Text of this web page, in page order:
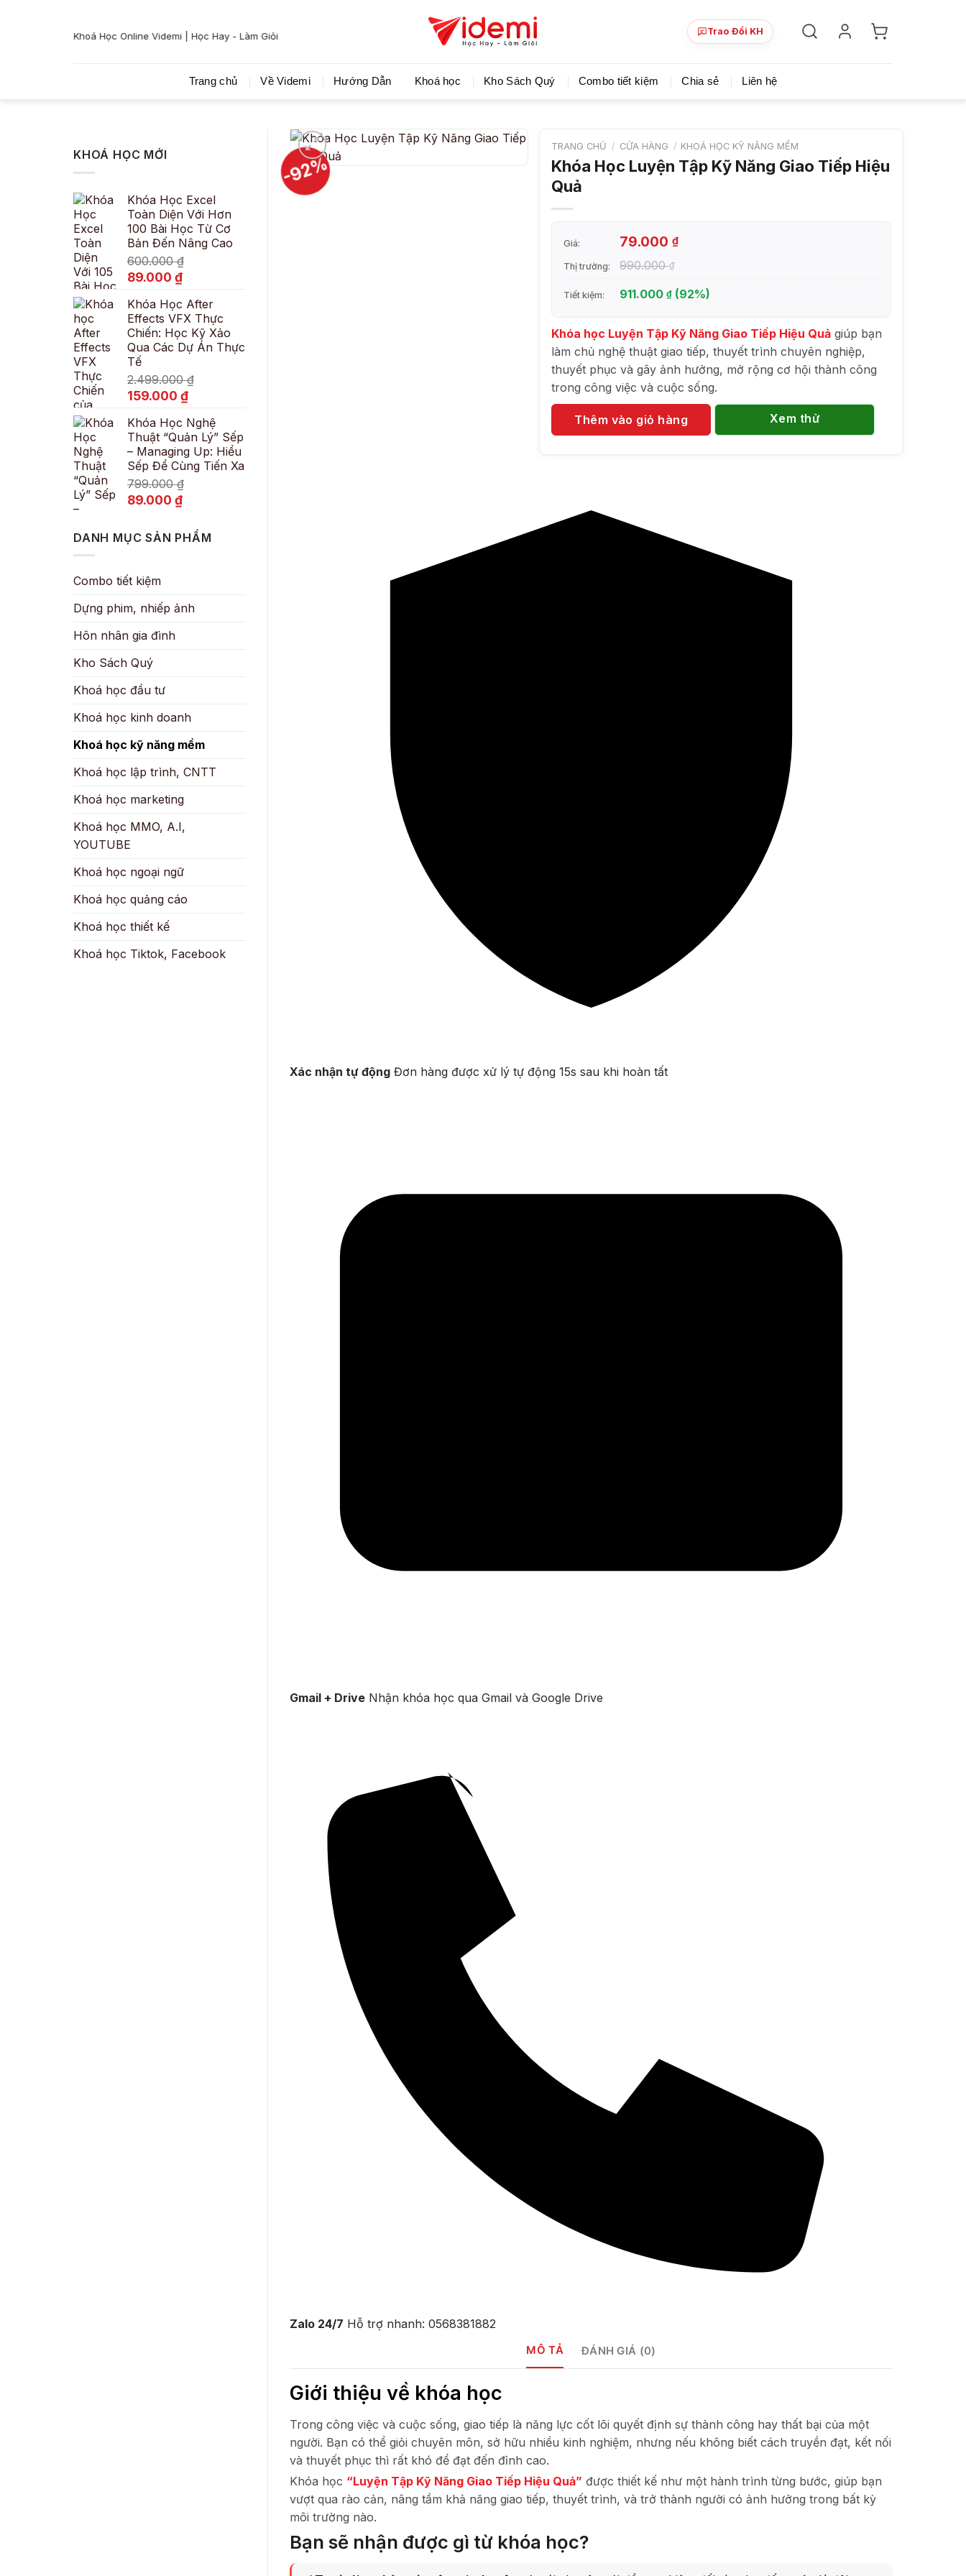
Khoá Học Online Videmi | Học Hay - Làm Giỏi Videmi giúp bạn học tiết kiệm và tiến bộ hơn mỗi ngày! Chia sẻ khoá học giá rẻ cho những ai hạn hẹp
Trao Đổi KH
Trang chủ Về Videmi Hướng Dẫn Khoá học Kho Sách Quý Combo tiết kiệm Chia sẻ Liên hệ
KHOÁ HỌC MỚI
Khóa Học Excel
Toàn Diện Với Hơn
100 Bài Học Từ Cơ
Bản Đến Nâng Cao
600.000₫
Giá
là:
600.000 ₫.
89.000 ₫Giá
tại
là:
89.000 ₫.
Khóa Học After
Effects VFX Thực
Chiến: Học Kỹ Xảo
Qua Các Dự Án Thực
Tế
2.499.000₫
Giá
là:
2.499.000 ₫.
159.000 ₫Giá
tại
là:
159.000 ₫.
Khóa Học Nghệ
Thuật “Quản Lý” Sếp
– Managing Up: Hiểu
Sếp Để Cùng Tiến Xa
799.000₫
Giá
799.000 ₫.
89.000 ₫Giá
là:
DANH MỤC SẢN PHẨM
Combo tiết kiệm
Dựng phim, nhiếp ảnh
Hôn nhân gia đình
Kho Sách Quý
Khoá học đầu tư
Khoá học kinh doanh
Khoá học kỹ năng mềm
Khoá học lập trình, CNTT
Khoá học marketing
Khoá học MMO, A.I,
YOUTUBE
Khoá học ngoại ngữ
Khoá học quảng cáo
Khoá học thiết kế
Khoá học Tiktok, Facebook
-92%
TRANG CHỦ / CỬA HÀNG / KHOÁ HỌC KỸ NĂNG MỀM
Khóa Học Luyện Tập Kỹ Năng Giao Tiếp Hiệu
Quả
Giá: 79.000₫
Thị trường: 990.000₫
Tiết kiệm: 911.000₫ (92%)
Khóa học Luyện Tập Kỹ Năng Giao Tiếp Hiệu Quả giúp bạn
làm chủ nghệ thuật giao tiếp, thuyết trình chuyên nghiệp,
thuyết phục và gây ảnh hưởng, mở rộng cơ hội thành công
trong công việc và cuộc sống.
Thêm vào giỏ hàng Xem thử
Xác nhận tự động Đơn hàng được xử lý tự động 15s sau khi hoàn tất
Gmail + Drive Nhận khóa học qua Gmail và Google Drive
Zalo 24/7 Hỗ trợ nhanh: 0568381882
MÔ TẢ ĐÁNH GIÁ (0)
Giới thiệu về khóa học
Trong công việc và cuộc sống, giao tiếp là năng lực cốt lõi quyết định sự thành công hay thất bại của một
người. Bạn có thể giỏi chuyên môn, sở hữu nhiều kinh nghiệm, nhưng nếu không biết cách truyền đạt, kết nối
và thuyết phục thì rất khó để đạt đến đỉnh cao.
Khóa học “Luyện Tập Kỹ Năng Giao Tiếp Hiệu Quả” được thiết kế như một hành trình từng bước, giúp bạn
vượt qua rào cản, nâng tầm khả năng giao tiếp, thuyết trình, và trở thành người có ảnh hưởng trong bất kỳ
môi trường nào.
Bạn sẽ nhận được gì từ khóa học?